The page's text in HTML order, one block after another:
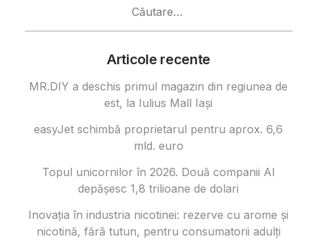
Articole recente
MR.DIY a deschis primul magazin din regiunea de
est, la Iulius Mall Iași
easyJet schimbă proprietarul pentru aprox. 6,6
mld. euro
Topul unicornilor în 2026. Două companii AI
depășesc 1,8 trilioane de dolari
Inovația în industria nicotinei: rezerve cu arome și
nicotină, fără tutun, pentru consumatorii adulți